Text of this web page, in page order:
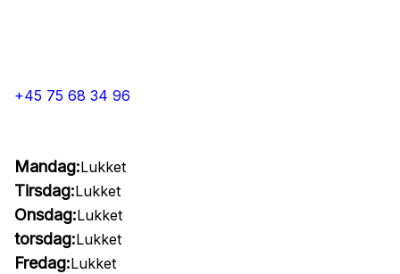
+45 75 68 34 96
Mandag:Lukket
Tirsdag:Lukket
Onsdag:Lukket
torsdag:Lukket
Fredag:Lukket